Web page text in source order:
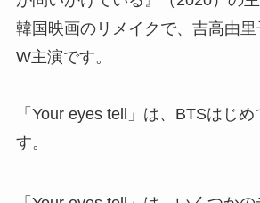
韓国映画のリメイクで、吉高由
W主演です。
「Your eyes tell」は、BTSはじ
す。